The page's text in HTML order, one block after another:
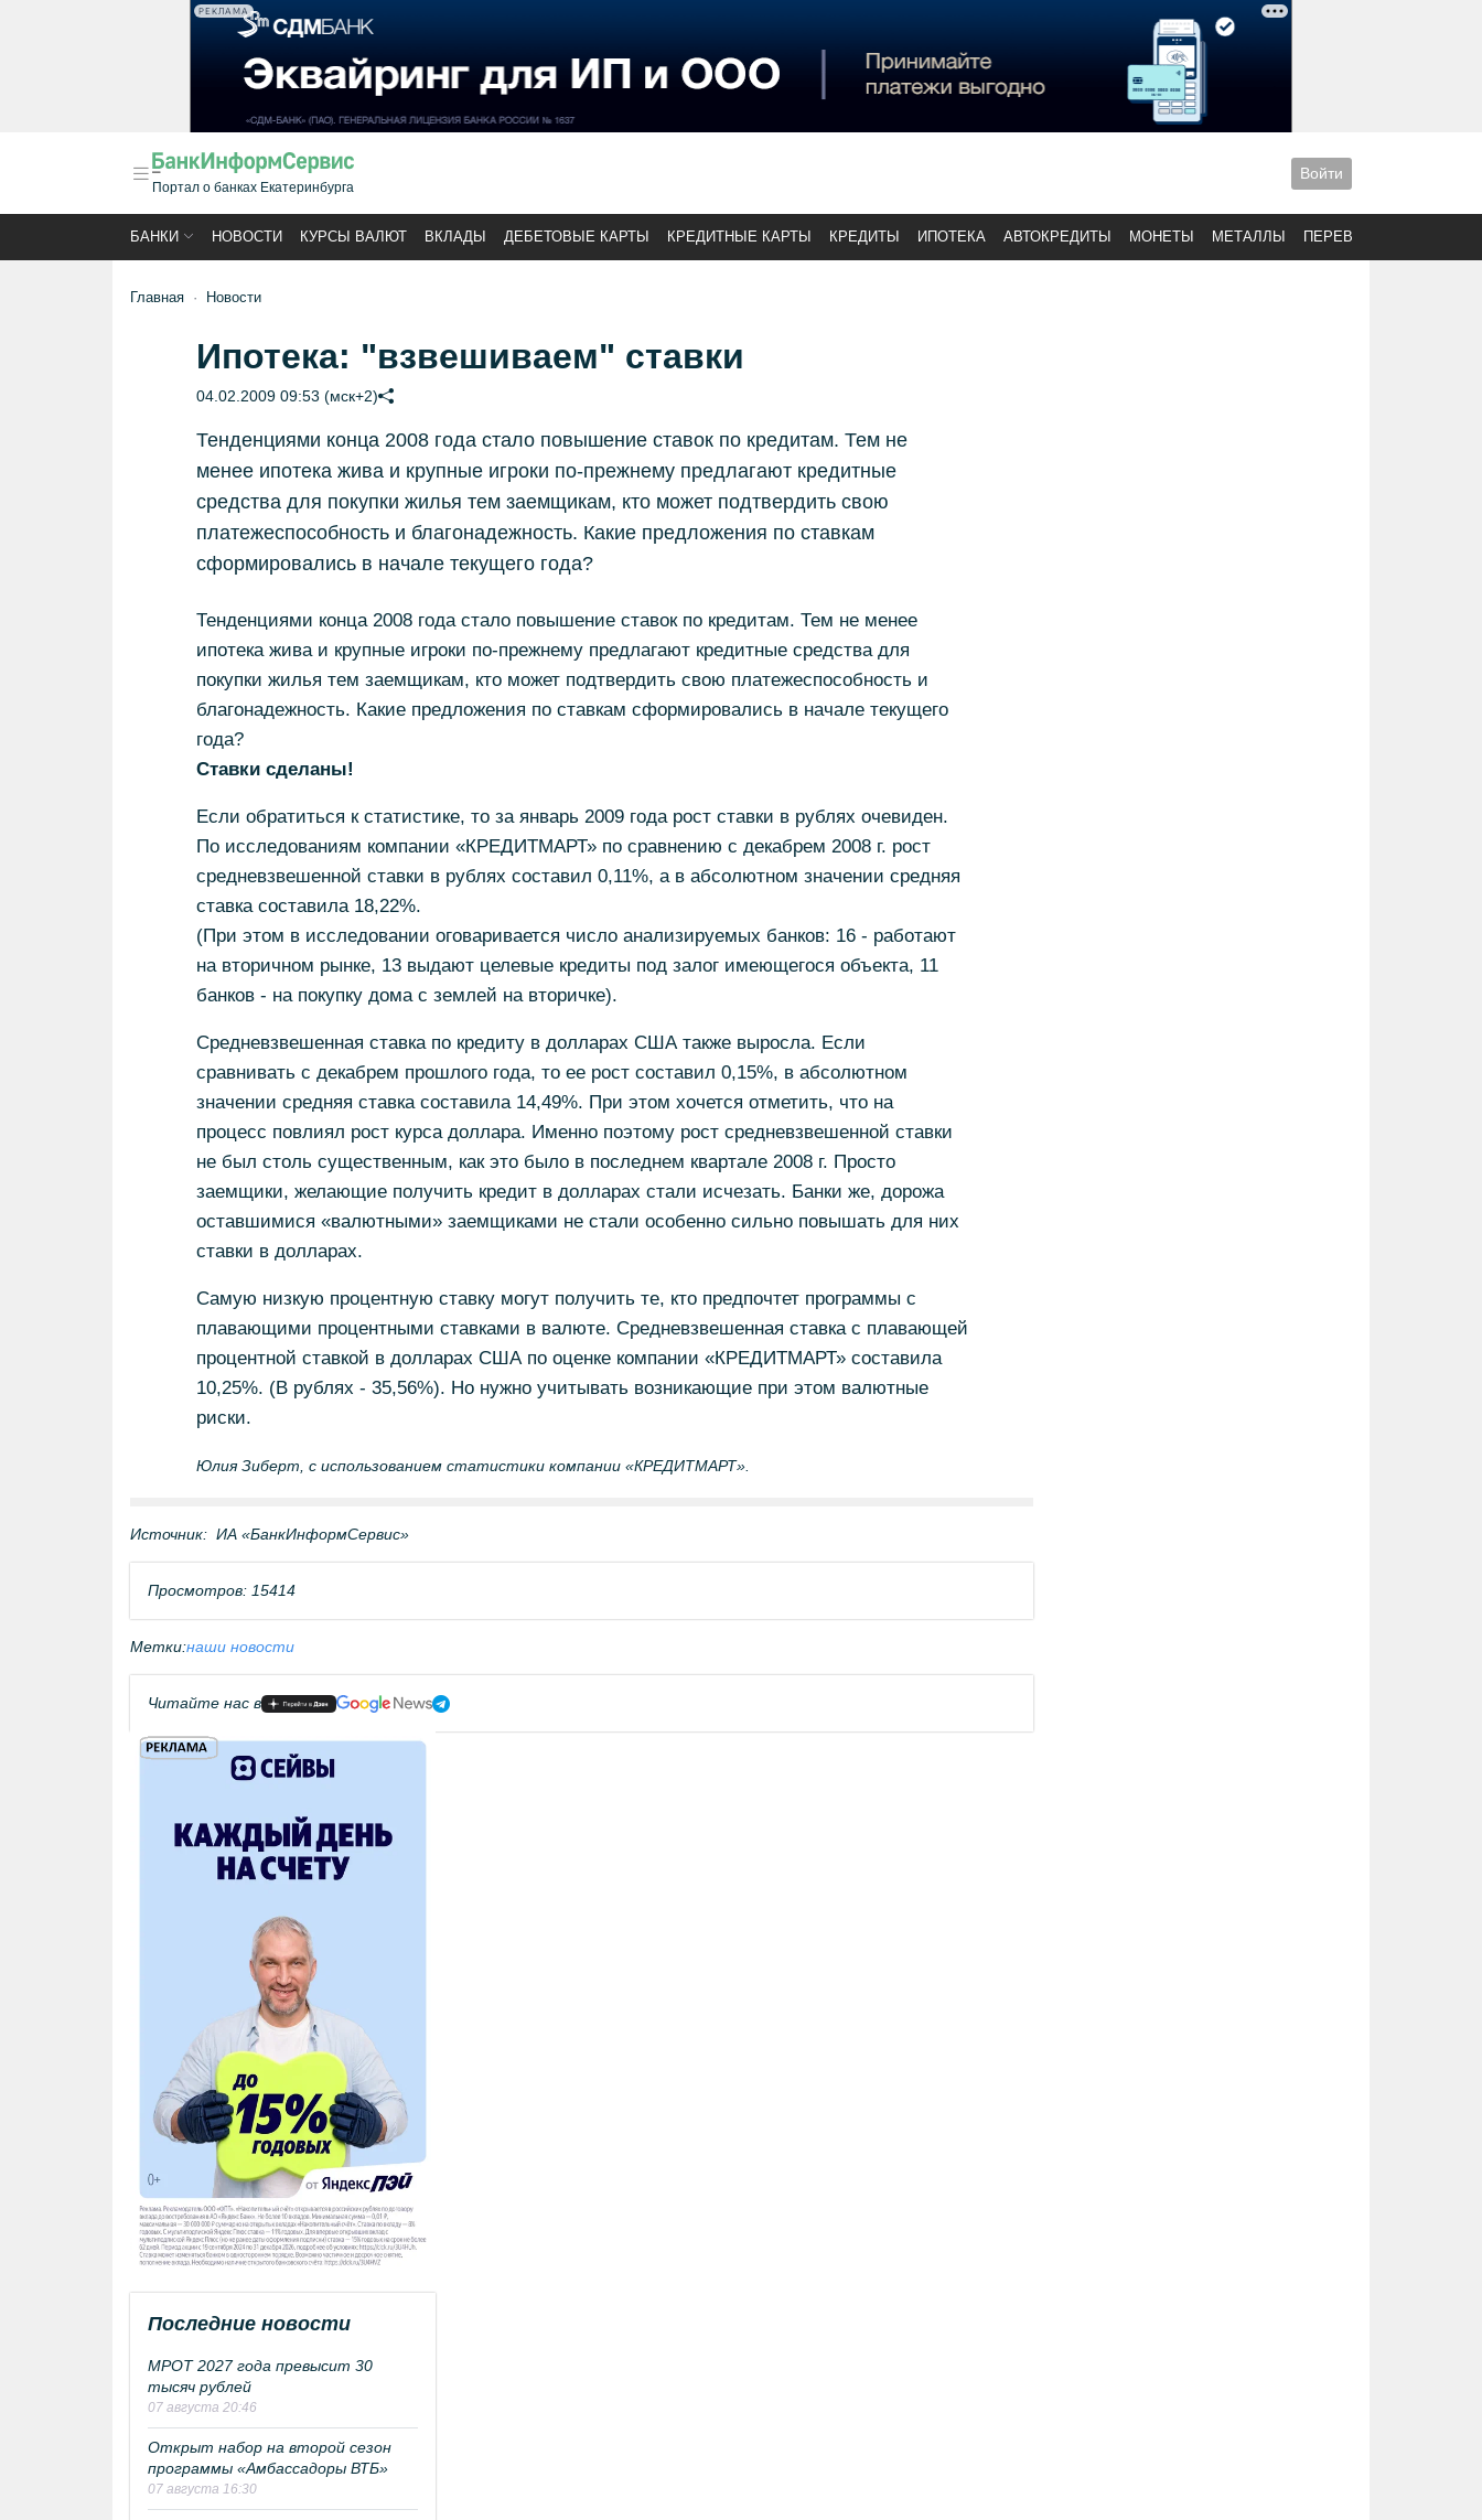
РЕКЛАМА
Портал о банках Екатеринбурга
Войти
БАНКИ НОВОСТИ КУРСЫ ВАЛЮТ ВКЛАДЫ ДЕБЕТОВЫЕ КАРТЫ КРЕДИТНЫЕ КАРТЫ КРЕДИТЫ ИПОТЕКА АВТОКРЕДИТЫ МОНЕТЫ МЕТАЛЛЫ ПЕРЕВОДЫ
Главная Новости
Ипотека: "взвешиваем" ставки
04.02.2009 09:53 (мск+2)
Тенденциями конца 2008 года стало повышение ставок по кредитам. Тем не
менее ипотека жива и крупные игроки по-прежнему предлагают кредитные
средства для покупки жилья тем заемщикам, кто может подтвердить свою
платежеспособность и благонадежность. Какие предложения по ставкам
сформировались в начале текущего года?
Тенденциями конца 2008 года стало повышение ставок по кредитам. Тем не менее
ипотека жива и крупные игроки по-прежнему предлагают кредитные средства для
покупки жилья тем заемщикам, кто может подтвердить свою платежеспособность и
благонадежность. Какие предложения по ставкам сформировались в начале текущего
года?
Ставки сделаны!
Если обратиться к статистике, то за январь 2009 года рост ставки в рублях очевиден.
По исследованиям компании «КРЕДИТМАРТ» по сравнению с декабрем 2008 г. рост
средневзвешенной ставки в рублях составил 0,11%, а в абсолютном значении средняя
ставка составила 18,22%.
(При этом в исследовании оговаривается число анализируемых банков: 16 - работают
на вторичном рынке, 13 выдают целевые кредиты под залог имеющегося объекта, 11
банков - на покупку дома с землей на вторичке).
Средневзвешенная ставка по кредиту в долларах США также выросла. Если
сравнивать с декабрем прошлого года, то ее рост составил 0,15%, в абсолютном
значении средняя ставка составила 14,49%. При этом хочется отметить, что на
процесс повлиял рост курса доллара. Именно поэтому рост средневзвешенной ставки
не был столь существенным, как это было в последнем квартале 2008 г. Просто
заемщики, желающие получить кредит в долларах стали исчезать. Банки же, дорожа
оставшимися «валютными» заемщиками не стали особенно сильно повышать для них
ставки в долларах.
Самую низкую процентную ставку могут получить те, кто предпочтет программы с
плавающими процентными ставками в валюте. Средневзвешенная ставка с плавающей
процентной ставкой в долларах США по оценке компании «КРЕДИТМАРТ» составила
10,25%. (В рублях - 35,56%). Но нужно учитывать возникающие при этом валютные
риски.
Юлия Зиберт, с использованием статистики компании «КРЕДИТМАРТ».
Источник: ИА «БанкИнформСервис»
Просмотров: 15414
Метки:наши новости
Читайте нас в
Последние новости
МРОТ 2027 года превысит 30
тысяч рублей
07 августа 20:46
Открыт набор на второй сезон
программы «Амбассадоры ВТБ»
07 августа 16:30